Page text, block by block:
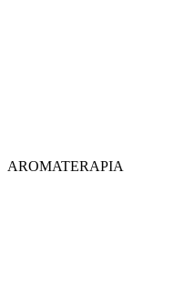
AROMATERAPIA